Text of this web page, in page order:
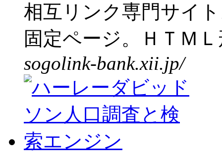
相互リンク専門サイ
固定ページ。ＨＴＭ
sogolink-bank.xii.jp/